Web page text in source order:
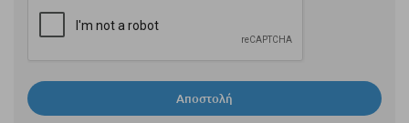
Αποστολή